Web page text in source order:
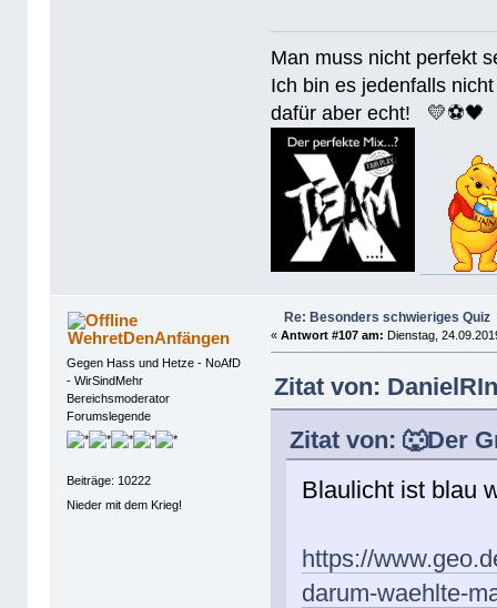
Man muss nicht
Ich bin es jedenfalls
dafür aber echt! 💛⚽️🖤
WehretDenAnfängen
Gegen Hass und Hetze - NoAfD
- WirSindMehr
Bereichsmoderator
Forumslegende
Beiträge: 10222
Nieder mit dem Krieg!
Re: Besonders schwieriges Quiz
«Antwort #107 am: Dienstag,
Zitat von:
Zitat von: 🐺Der
Blaulicht ist blau
https://
darum-waehlte-